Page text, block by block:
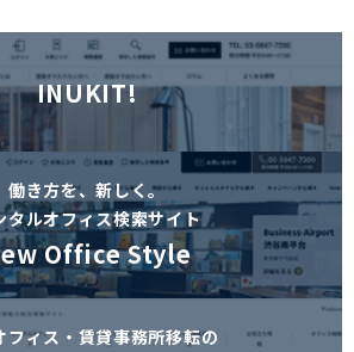
INUKIT!
働き方を、新しく。
タルオフィス検索サイト
Office Style
フィス・賃貸事務所移転の